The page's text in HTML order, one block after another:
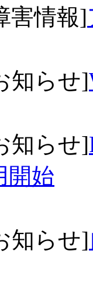
害情報]
知らせ]
知らせ]
開始
知らせ]